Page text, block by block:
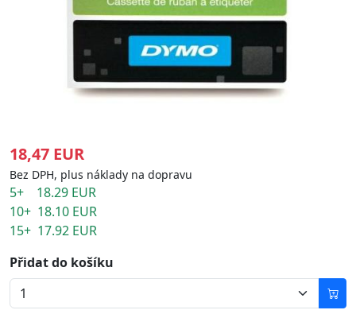
18,47 EUR
Bez DPH, plus náklady na dopravu
5+ 18.29 EUR
10+ 18.10 EUR
15+ 17.92 EUR
Přidat do košíku